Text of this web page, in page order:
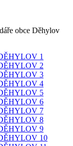
obce Děhylov